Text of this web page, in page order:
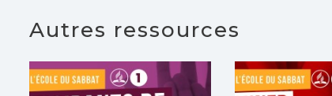
Autres ressources